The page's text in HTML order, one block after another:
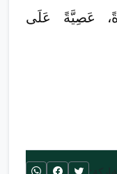
عَصِيَّةً عَلَى